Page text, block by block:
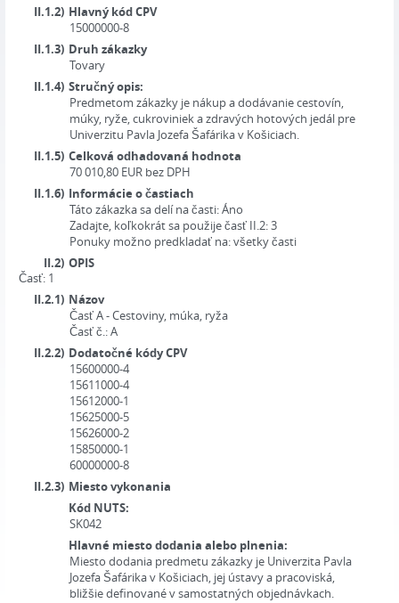
II.1.2) Hlavný kód CPV
15000000-8
II.1.3) Druh zákazky
Tovary
II.1.4) Stručný opis:
Predmetom zákazky je nákup a dodávanie cestovín,
múky, ryže, cukroviniek a zdravých hotových jedál pre
Univerzitu Pavla Jozefa Šafárika v Košiciach.
II.1.5) Celková odhadovaná hodnota
70 010,80 EUR bez DPH
II.1.6) Informácie o častiach
Táto zákazka sa delí na časti:Áno
Zadajte, koľkokrát sa použije časť II.2:3
Ponuky možno predkladať na:všetky časti
II.2) OPIS
Časť: 1
II.2.1) Názov
Časť A - Cestoviny, múka, ryža
Časť č.:A
II.2.2) Dodatočné kódy CPV
15600000-4
15611000-4
15612000-1
15625000-5
15626000-2
15850000-1
60000000-8
II.2.3) Miesto vykonania
Kód NUTS:
SK042
Hlavné miesto dodania alebo plnenia:
Miesto dodania predmetu zákazky je Univerzita Pavla
Jozefa Šafárika v Košiciach, jej ústavy a pracoviská,
bližšie definované v samostatných objednávkach.